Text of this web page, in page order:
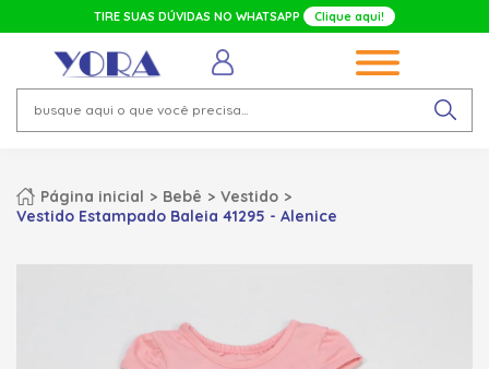
TIRE SUAS DÚVIDAS NO WHATSAPP Clique aqui!
Página inicial Bebê
Vestido
Vestido Estampado Baleia 41295 - Alenice